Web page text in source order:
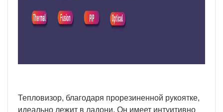
Тепловизор, благодаря прорезиненной рукоятке,
идеально лежит в ладони. Он имеет интуитивно